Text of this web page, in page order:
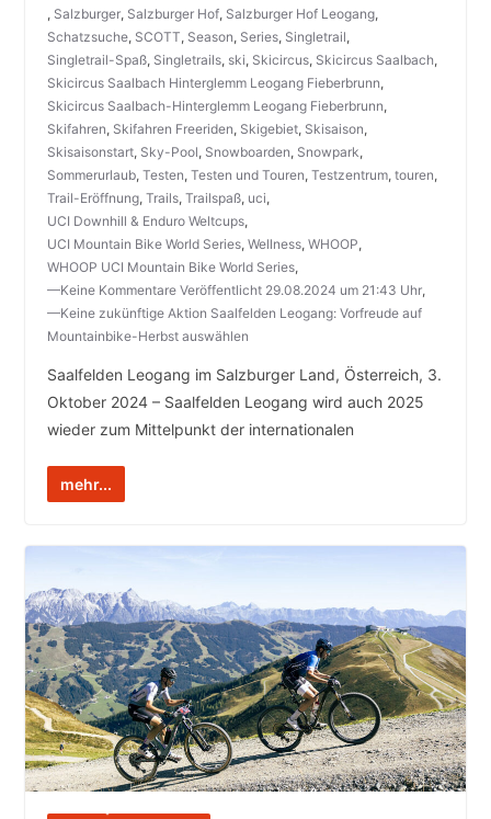
, Salzburger, Salzburger Hof, Salzburger Hof Leogang,
Schatzsuche, SCOTT, Season, Series, Singletrail,
Singletrail-Spaß, Singletrails, ski, Skicircus, Skicircus Saalbach,
Skicircus Saalbach Hinterglemm Leogang Fieberbrunn,
Skicircus Saalbach-Hinterglemm Leogang Fieberbrunn,
Skifahren, Skifahren Freeriden, Skigebiet, Skisaison,
Skisaisonstart, Sky-Pool, Snowboarden, Snowpark,
Sommerurlaub, Testen, Testen und Touren, Testzentrum, touren,
Trail-Eröffnung, Trails, Trailspaß, uci,
UCI Downhill & Enduro Weltcups,
UCI Mountain Bike World Series, Wellness, WHOOP,
WHOOP UCI Mountain Bike World Series,
—Keine Kommentare Veröffentlicht 29.08.2024 um 21:43 Uhr,
—Keine zukünftige Aktion Saalfelden Leogang: Vorfreude auf
Mountainbike-Herbst auswählen
Saalfelden Leogang im Salzburger Land, Österreich, 3.
Oktober 2024 – Saalfelden Leogang wird auch 2025
wieder zum Mittelpunkt der internationalen
mehr...